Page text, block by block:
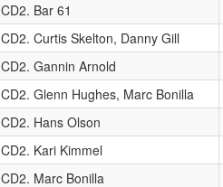
CD2. Bar 61
CD2. Curtis Skelton, Danny Gill
CD2. Gannin Arnold
CD2. Glenn Hughes, Marc Bonilla
CD2. Hans Olson
CD2. Kari Kimmel
CD2. Marc Bonilla